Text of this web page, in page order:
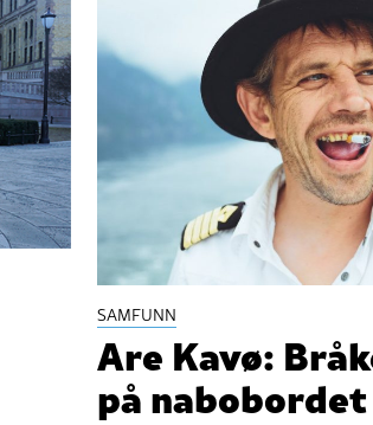
SAMFUNN
Are Kavø:
på nabobordet